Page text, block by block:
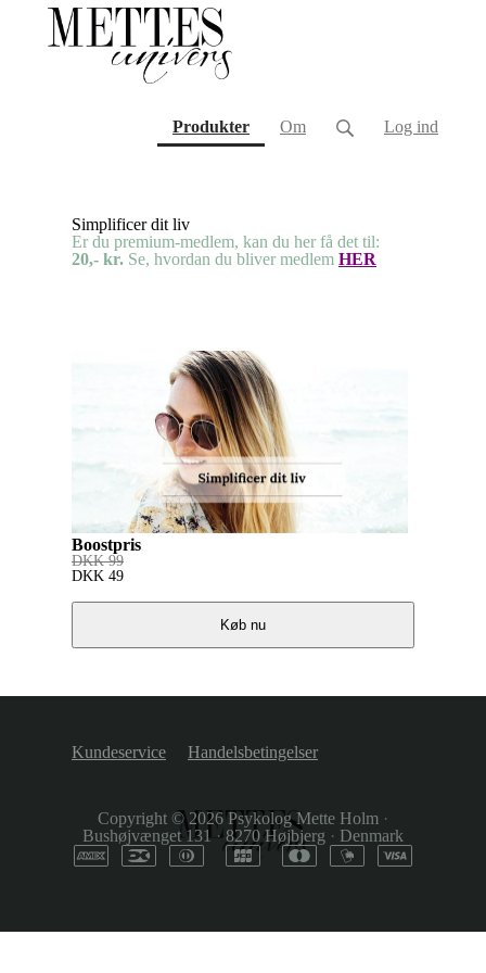
Produkter(current)
Om Log ind
Simplificer dit liv
Er du premium-medlem, kan du her få det til:
20,- kr. Se, hvordan du bliver medlem HER
Boostpris
DKK 99
DKK 49
Køb nu
Kundeservice Handelsbetingelser
Copyright © 2026Psykolog Mette Holm ·
Bushøjvænget 131 ·8270 Højbjerg · Denmark